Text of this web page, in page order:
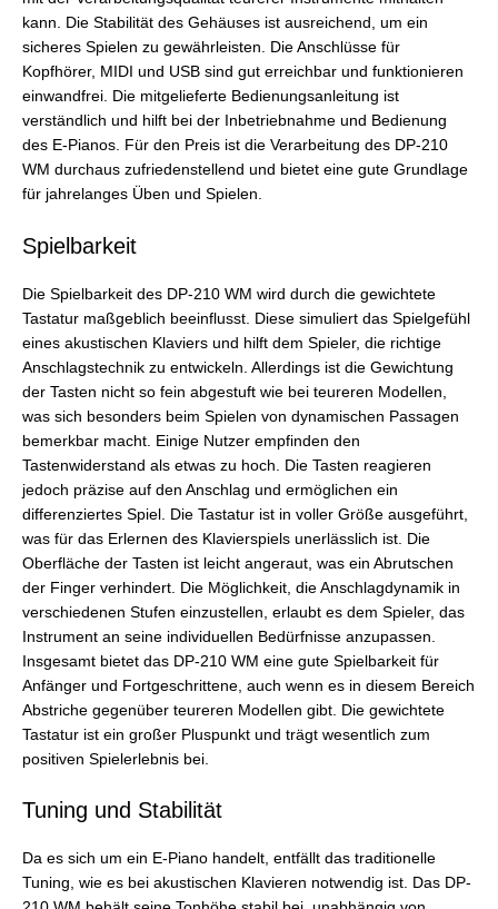
kann. Die Stabilität des Gehäuses ist ausreichend, um ein
sicheres Spielen zu gewährleisten. Die Anschlüsse für
Kopfhörer, MIDI und USB sind gut erreichbar und funktionieren
einwandfrei. Die mitgelieferte Bedienungsanleitung ist
verständlich und hilft bei der Inbetriebnahme und Bedienung
des E-Pianos. Für den Preis ist die Verarbeitung des DP-210
WM durchaus zufriedenstellend und bietet eine gute Grundlage
für jahrelanges Üben und Spielen.
Spielbarkeit
Die Spielbarkeit des DP-210 WM wird durch die gewichtete
Tastatur maßgeblich beeinflusst. Diese simuliert das Spielgefühl
eines akustischen Klaviers und hilft dem Spieler, die richtige
Anschlagstechnik zu entwickeln. Allerdings ist die Gewichtung
der Tasten nicht so fein abgestuft wie bei teureren Modellen,
was sich besonders beim Spielen von dynamischen Passagen
bemerkbar macht. Einige Nutzer empfinden den
Tastenwiderstand als etwas zu hoch. Die Tasten reagieren
jedoch präzise auf den Anschlag und ermöglichen ein
differenziertes Spiel. Die Tastatur ist in voller Größe ausgeführt,
was für das Erlernen des Klavierspiels unerlässlich ist. Die
Oberfläche der Tasten ist leicht angeraut, was ein Abrutschen
der Finger verhindert. Die Möglichkeit, die Anschlagdynamik in
verschiedenen Stufen einzustellen, erlaubt es dem Spieler, das
Instrument an seine individuellen Bedürfnisse anzupassen.
Insgesamt bietet das DP-210 WM eine gute Spielbarkeit für
Anfänger und Fortgeschrittene, auch wenn es in diesem Bereich
Abstriche gegenüber teureren Modellen gibt. Die gewichtete
Tastatur ist ein großer Pluspunkt und trägt wesentlich zum
positiven Spielerlebnis bei.
Tuning und Stabilität
Da es sich um ein E-Piano handelt, entfällt das traditionelle
Tuning, wie es bei akustischen Klavieren notwendig ist. Das DP-